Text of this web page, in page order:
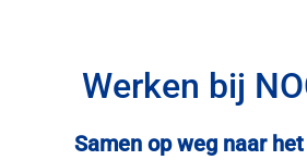
Werken bij
Samen op weg naar